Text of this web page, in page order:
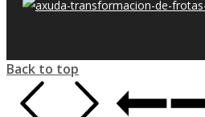
Back to top